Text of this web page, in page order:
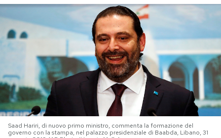
Sport
Mondiali calcio 2026
NEWSLETTER
I MIEI PREFERITI
Saad Hariri, di nuovo primo ministro, commenta la formazione del
governo con la stampa, nel palazzo presidenziale di Baabda, Libano, 31